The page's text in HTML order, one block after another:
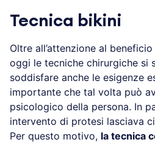
Tecnica bikini
Oltre all’attenzione al
oggi le tecniche chirurgiche si
soddisfare anche le esigenze
importante che tal volta può
psicologico della persona. In
intervento di protesi lasciava
Per questo motivo, la tecnica